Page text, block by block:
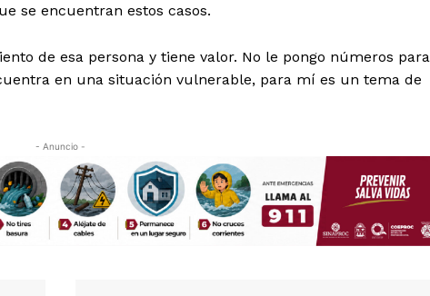
se encuentran estos casos.
de esa persona y tiene valor. No le pongo números para
en una situación vulnerable, para mí es un tema de
- Anuncio -